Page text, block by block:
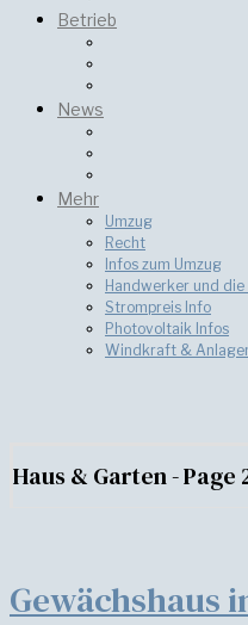
Betrieb
News
Mehr
Umzug
Recht
Infos zum Umzug
Handwerker und
Strompreis Info
Photovoltaik Infos
Windkraft &
Haus & Garten- Page
Gewächshaus